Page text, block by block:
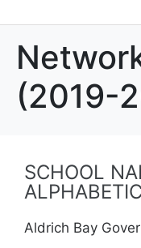
(2019-
SCHOOL
Aldrich Bay